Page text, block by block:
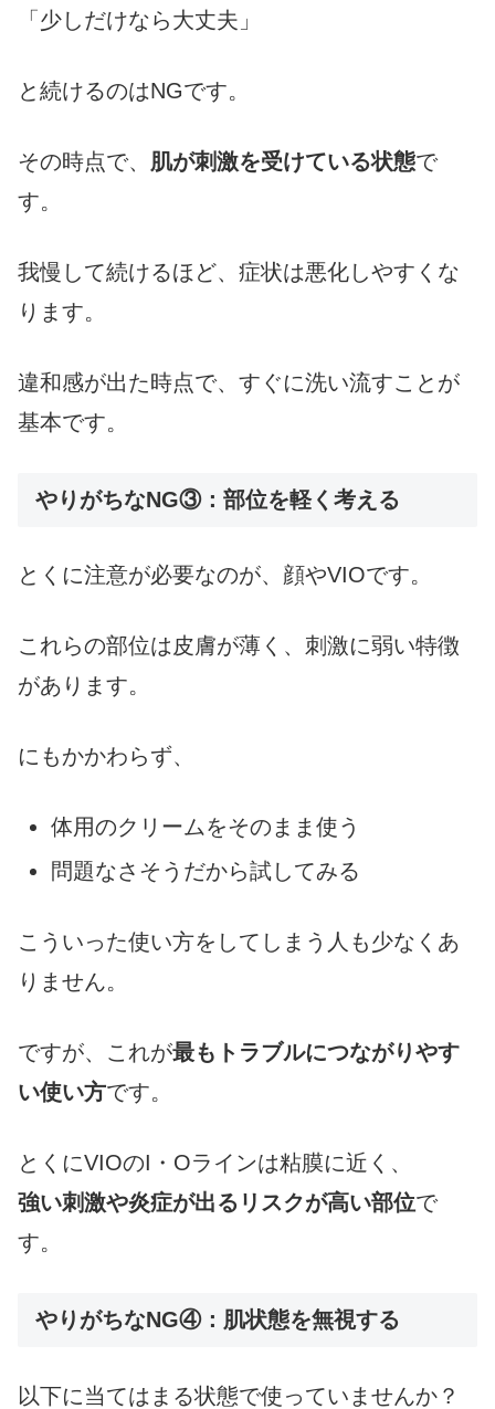
「少しだけなら大丈夫」
と続けるのはNGです。
その時点で、 肌が刺激を受けている状態で
す。
我慢して続けるほど、症状は悪化しやすくな
ります。
違和感が出た時点で、すぐに洗い流すことが
基本です。
やりがちなNG③：部位を軽く考える
とくに注意が必要なのが、顔やVIOです。
これらの部位は皮膚が薄く、刺激に弱い特徴
があります。
にもかかわらず、
体用のクリームをそのまま使う
問題なさそうだから試してみる
こういった使い方をしてしまう人も少なくあ
りません。
ですが、これが最もトラブルにつながりやす
い使い方です。
とくにVIOのI・Oラインは粘膜に近く、
強い刺激や炎症が出るリスクが高い部位で
す。
やりがちなNG④：肌状態を無視する
以下に当てはまる状態で使っていませんか？